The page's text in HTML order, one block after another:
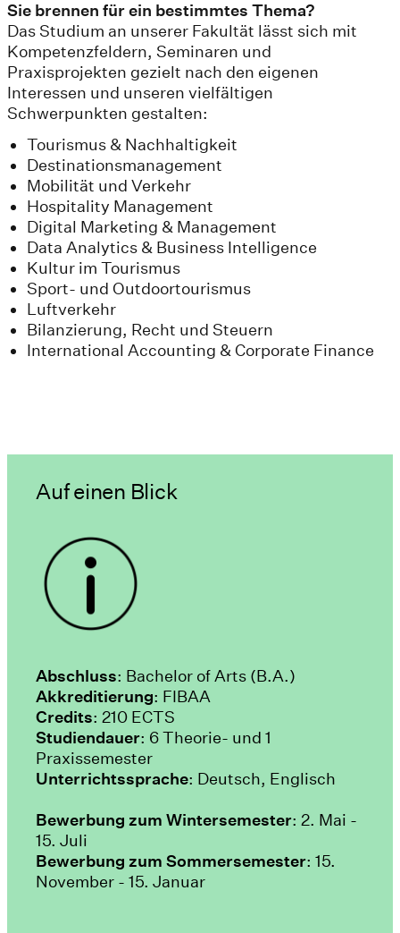
Sie brennen für ein bestimmtes Thema?
Das Studium an unserer Fakultät lässt sich mit
Kompetenzfeldern, Seminaren und
Praxisprojekten gezielt nach den eigenen
Interessen und unseren vielfältigen
Schwerpunkten gestalten:
Tourismus & Nachhaltigkeit
Destinationsmanagement
Mobilität und Verkehr
Hospitality Management
Digital Marketing & Management
Data Analytics & Business Intelligence
Kultur im Tourismus
Sport- und Outdoortourismus
Luftverkehr
Bilanzierung, Recht und Steuern
International Accounting & Corporate Finance
Auf einen Blick
Abschluss: Bachelor of Arts (B.A.)
Akkreditierung: FIBAA
Credits: 210 ECTS
Studiendauer: 6 Theorie- und 1
Praxissemester
Unterrichtssprache: Deutsch, Englisch
Bewerbung zum Wintersemester: 2. Mai -
15. Juli
Bewerbung zum Sommersemester: 15.
November - 15. Januar